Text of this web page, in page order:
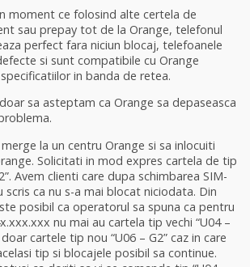
moment ce folosind alte certela de
sau prepay tot de la Orange, telefonul
perfect fara niciun blocaj, telefoanele
si sunt compatibile cu Orange
in banda de retea.
sa asteptam ca Orange sa depaseasca
la un centru Orange si sa inlocuiti
Solicitati in mod expres cartela de tip
Avem clienti care dupa schimbarea SIM-
scris ca nu s-a mai blocat niciodata. Din
posibil ca operatorul sa spuna ca pentru
nu mai au cartela tip vechi “U04 –
doar cartele tip nou “U06 – G2” caz in care
tip si blocajele posibil sa continue.